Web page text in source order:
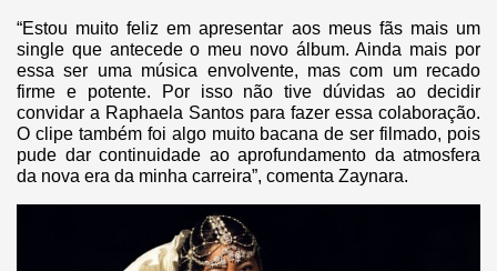
“Estou muito feliz em apresentar aos meus fãs mais um
single que antecede o meu novo álbum. Ainda mais por
essa ser uma música envolvente, mas com um recado
firme e potente. Por isso não tive dúvidas ao decidir
convidar a Raphaela Santos para fazer essa colaboração.
O clipe também foi algo muito bacana de ser filmado, pois
pude dar continuidade ao aprofundamento da atmosfera
da nova era da minha carreira”, comenta Zaynara.